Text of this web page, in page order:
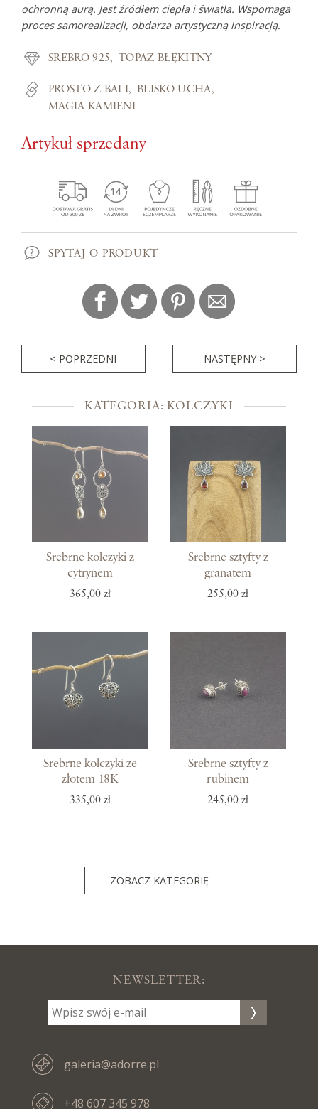
ochronną aurą. Jest źródłem ciepła i światła. Wspomaga
proces samorealizacji, obdarza artystyczną inspiracją.
SREBRO 925 TOPAZ BŁĘKITNY
PROSTO Z BALI
BLISKO UCHA
MAGIA KAMIENI
Artykuł sprzedany
SPYTAJ O PRODUKT
< POPRZEDNI NASTĘPNY >
KATEGORIA: KOLCZYKI
Srebrne kolczyki z
cytrynem
365,00 zł
Srebrne sztyfty z
granatem
255,00 zł
Srebrne kolczyki ze
złotem 18K
335,00 zł
Srebrne sztyfty z
rubinem
245,00 zł
ZOBACZ KATEGORIĘ
NEWSLETTER:
galeria@adorre.pl
+48 607 345 978